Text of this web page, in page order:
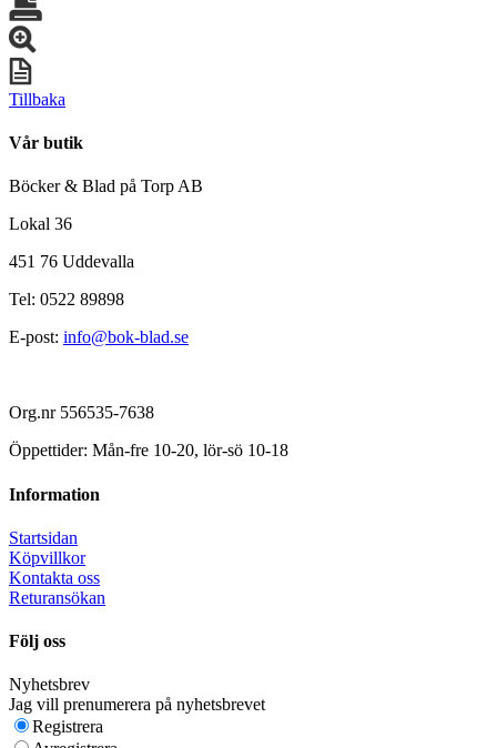
Tillbaka
Vår butik
Böcker & Blad på Torp AB
Lokal 36
451 76 Uddevalla
Tel: 0522 89898
E-post: info@bok-blad.se
Org.nr 556535-7638
Öppettider: Mån-fre 10-20, lör-sö 10-18
Information
Startsidan
Köpvillkor
Kontakta oss
Returansökan
Följ oss
Nyhetsbrev
Jag vill prenumerera på nyhetsbrevet
Registrera